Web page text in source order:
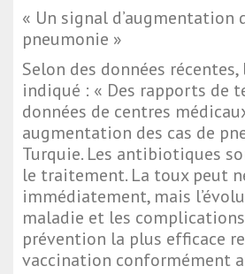
« Un signal d’augmentation
pneumonie »
Selon des données récentes,
indiqué : « Des rapports de
données de centres
augmentation des cas de
Turquie. Les antibiotiques
le traitement. La toux peut
immédiatement, mais
maladie et les
prévention la plus efficace
vaccination conformément